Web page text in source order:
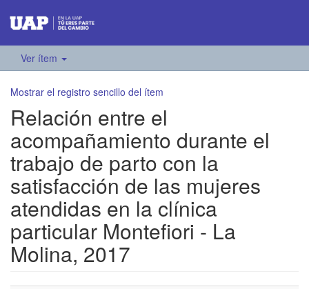
Ver ítem
Mostrar el registro sencillo del ítem
Relación entre el
acompañamiento durante el
trabajo de parto con la
satisfacción de las mujeres
atendidas en la clínica
particular Montefiori - La
Molina, 2017